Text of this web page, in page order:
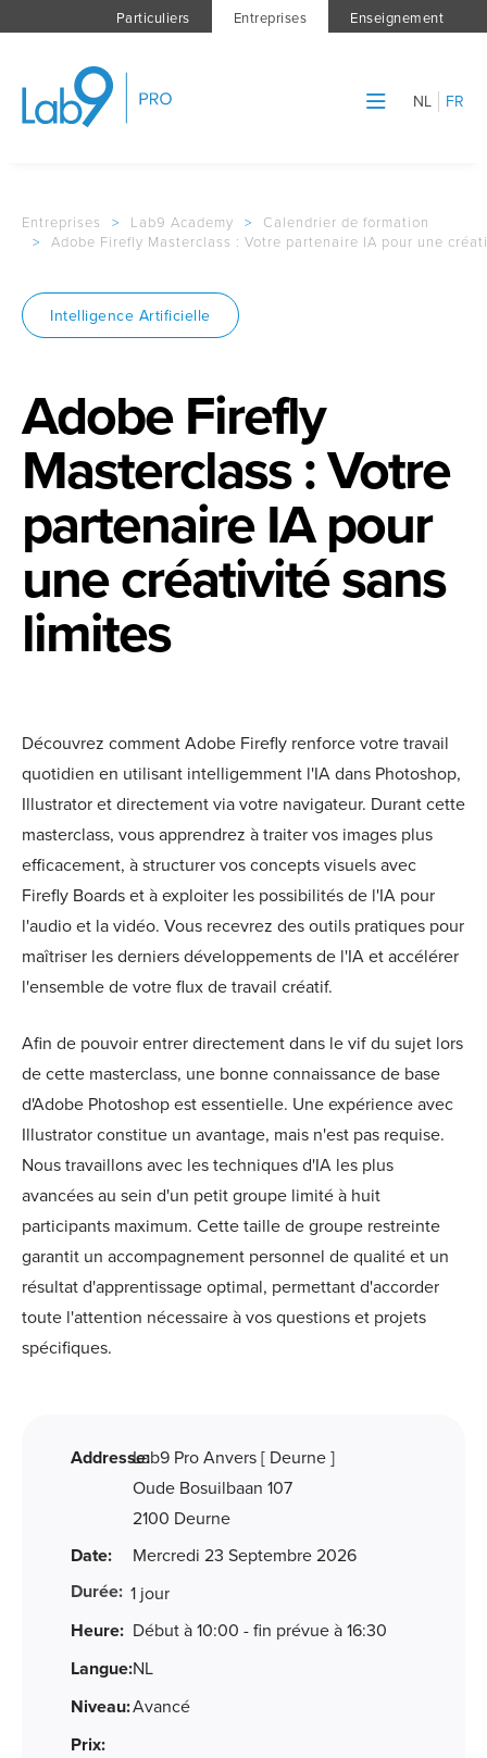
Particuliers Entreprises Enseignement
NL FR
Entreprises > Lab9 Academy >
Calendrier de formation
>
Adobe Firefly Masterclass : Votre partenaire IA pour une
Intelligence Artificielle
Adobe Firefly
Masterclass : Votre
partenaire IA pour
une créativité sans
limites
Découvrez comment Adobe Firefly renforce votre travail
quotidien en utilisant intelligemment l'IA dans Photoshop,
Illustrator et directement via votre navigateur. Durant cette
masterclass, vous apprendrez à traiter vos images plus
efficacement, à structurer vos concepts visuels avec
Firefly Boards et à exploiter les possibilités de l'IA pour
l'audio et la vidéo. Vous recevrez des outils pratiques pour
maîtriser les derniers développements de l'IA et accélérer
l'ensemble de votre flux de travail créatif.
Afin de pouvoir entrer directement dans le vif du sujet lors
de cette masterclass, une bonne connaissance de base
d'Adobe Photoshop est essentielle. Une expérience avec
Illustrator constitue un avantage, mais n'est pas requise.
Nous travaillons avec les techniques d'IA les plus
avancées au sein d'un petit groupe limité à huit
participants maximum. Cette taille de groupe restreinte
garantit un accompagnement personnel de qualité et un
résultat d'apprentissage optimal, permettant d'accorder
toute l'attention nécessaire à vos questions et projets
spécifiques.
Addresse:Lab9 Pro Anvers [ Deurne ]
Oude Bosuilbaan 107
2100 Deurne
Date: Mercredi 23 Septembre 2026
Durée: 1 jour
Heure: Début à 10:00 - fin prévue à 16:30
Langue:NL
Niveau:Avancé
Prix: